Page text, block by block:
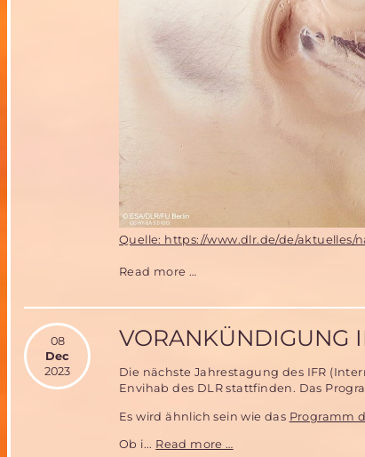
Quelle: https://www.dlr.de/de/aktuelles/
Read more …
08
Dec
2023
VORANKÜNDIGUNG
Die nächste Jahrestagung des IFR
Envihab des DLR stattfinden. Das
Es wird ähnlich sein wie das Programm
Ob i... Read more …